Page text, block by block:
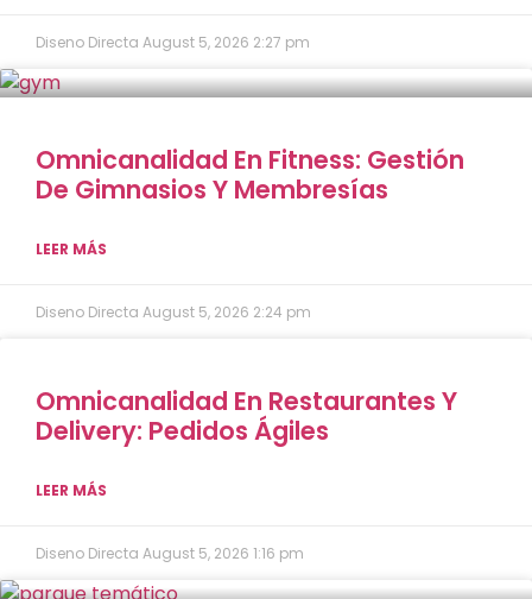
Diseno Directa August 5, 2026 2:27 pm
Omnicanalidad En Fitness: Gestión
De Gimnasios Y Membresías
LEER MÁS
Diseno Directa August 5, 2026 2:24 pm
Omnicanalidad En Restaurantes Y
Delivery: Pedidos Ágiles
LEER MÁS
Diseno Directa August 5, 2026 1:16 pm